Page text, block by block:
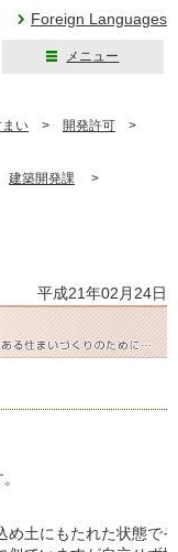
Foreign Languages
メニュー
い > 開発許可 >
建築開発課 >
平成21年02月24日
土にもたれた状態で